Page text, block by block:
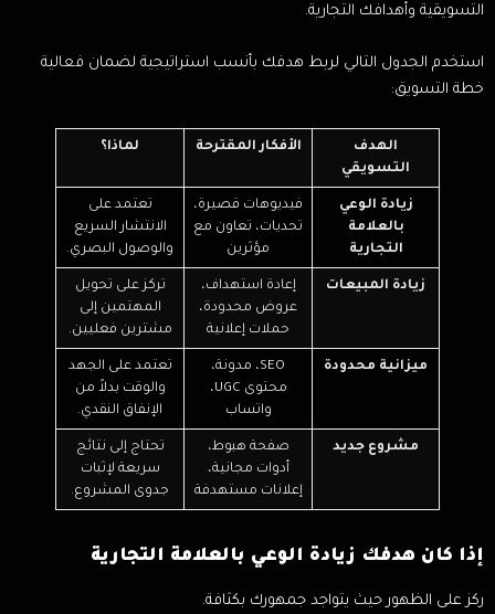
التسويقية وأهدافك التجارية.
استخدم الجدول التالي لربط هدفك بأنسب استراتيجية لضمان فعالية
خطة التسويق:
الهدف
التسويقي
الأفكار المقترحة لماذا؟
زيادة الوعي
بالعلامة
التجارية
فيديوهات قصيرة،
تحديات، تعاون مع
مؤثرين
تعتمد على
الانتشار السريع
والوصول البصري.
زيادة المبيعات
إعادة استهداف،
عروض محدودة،
حملات إعلانية
تركز على تحويل
المهتمين إلى
مشترين فعليين.
ميزانية محدودة
SEO، مدونة،
محتوى UGC،
واتساب
تعتمد على الجهد
والوقت بدلاً من
الإنفاق النقدي.
مشروع جديد
صفحة هبوط،
أدوات مجانية،
إعلانات مستهدفة
تحتاج إلى نتائج
سريعة لإثبات
جدوى المشروع.
إذا كان هدفك زيادة الوعي بالعلامة التجارية
ركز على الظهور حيث يتواجد جمهورك بكثافة.